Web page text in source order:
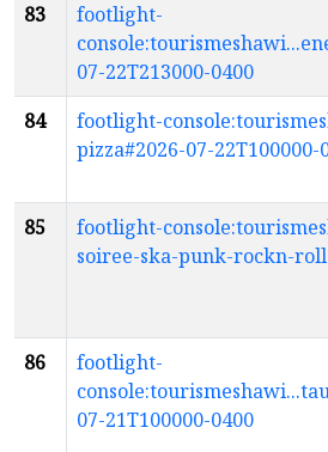
83
footlight-
07-22T213000-0400
84
footlight-
pizza#2026-07-22T100000-
85
footlight-
soiree-ska-punk-rockn-roll
86
footlight-
07-21T100000-0400